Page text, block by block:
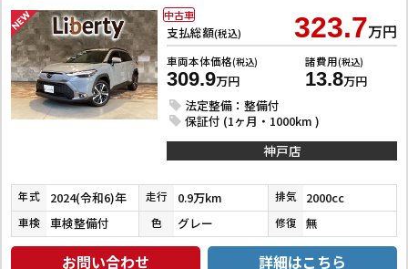
支払総額(税込) 323.7万円
車両本体価格(税込)
309.9万円
諸費用(税込)
13.8万円
法定整備：整備付
保証付 (1ヶ月・1000km )
中古車
神戸店
年式 2024(令和6)年 走行 0.9万km 排気 2000cc
車検 車検整備付 色 グレー 修復 無
お問い合わせ 詳細はこちら